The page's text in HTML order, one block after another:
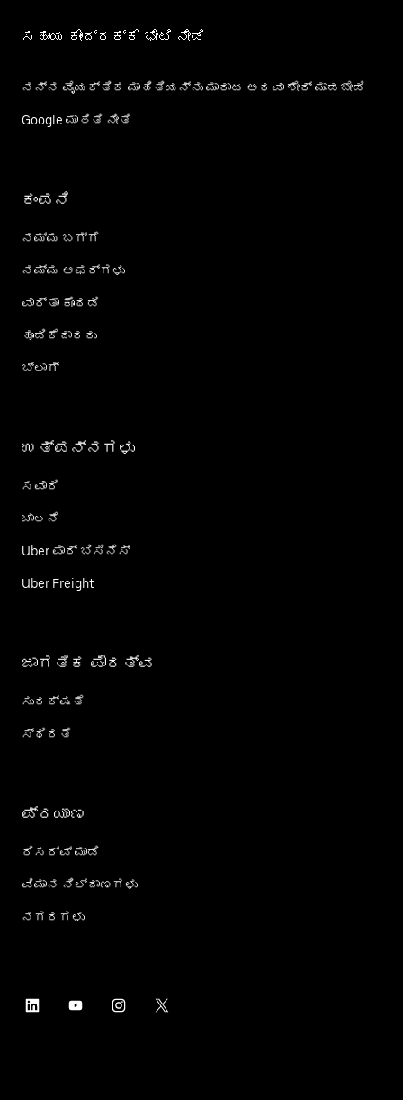
ಸಹಾಯ ಕೇಂದ್ರಕ್ಕೆ ಭೇಟಿ ನೀಡಿ
ನನ್ನ ವೈಯಕ್ತಿಕ ಮಾಹಿತಿಯನ್ನು ಮಾರಾಟ ಅಥವಾ ಶೇರ್‌ ಮಾಡಬೇಡಿ
Google ಮಾಹಿತಿ ನೀತಿ
ಕಂಪನಿ
ನಮ್ಮ ಬಗ್ಗೆ
ನಮ್ಮ ಆಫರ್‌ಗಳು
ವಾರ್ತಾ ಕೊಠಡಿ
ಹೂಡಿಕೆದಾರರು
ಬ್ಲಾಗ್
ಉತ್ಪನ್ನಗಳು
ಸವಾರಿ
ಚಾಲನೆ
Uber ಫಾರ್ ಬಿಸಿನೆಸ್
Uber Freight
ಜಾಗತಿಕ ಪೌರತ್ವ
ಸುರಕ್ಷತೆ
ಸ್ಥಿರತೆ
ಪ್ರಯಾಣ
ರಿಸರ್ವ್ ಮಾಡಿ
ವಿಮಾನ ನಿಲ್ದಾಣಗಳು
ನಗರಗಳು